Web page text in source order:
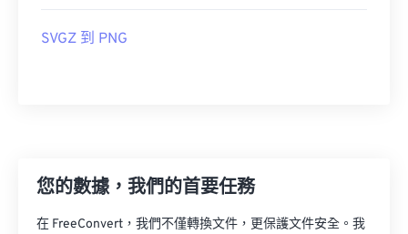
SVGZ 到 PNG
您的數據，我們的首要任務
在 FreeConvert，我們不僅轉換文件，更保護文件安全。我